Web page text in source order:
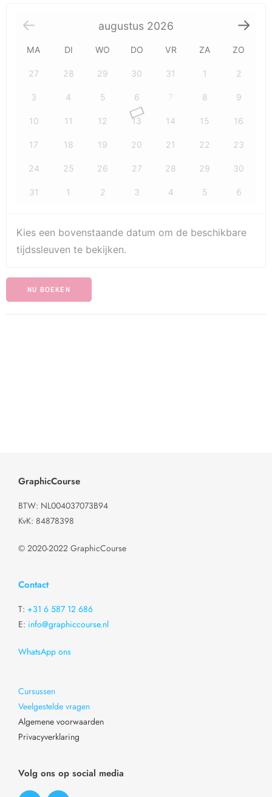
augustus 2026
MA DI WO DO VR ZA ZO
27 28 29 30 31 1 2
3 4 5 6 7 8 9
10 11 12 13 14 15 16
17 18 19 20 21 22 23
24 25 26 27 28 29 30
31 1 2 3 4 5 6
Kies een bovenstaande datum om de beschikbare
tijdssleuven te bekijken.
NU BOEKEN
GraphicCourse
BTW: NL004037073B94
KvK: 84878398
© 2020-2022 GraphicCourse
Contact
T: +31 6 587 12 686
E: info@graphiccourse.nl
WhatsApp ons
Cursussen
Veelgestelde vragen
Algemene voorwaarden
Privacyverklaring
Volg ons op social media